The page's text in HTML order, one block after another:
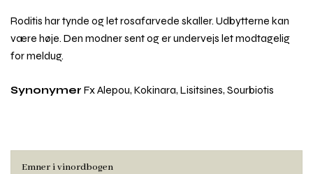
Roditis har tynde og let rosafarvede skaller. Udbytterne kan
være høje. Den modner sent og er undervejs let modtagelig
for meldug.
Synonymer Fx Alepou, Kokinara, Lisitsines, Sourbiotis
Emner i vinordbogen